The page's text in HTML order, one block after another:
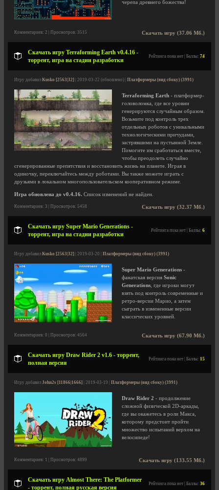
черепа древнего божества!
Скачать игру (37.06 Мб.)
Комментариев: 2 | Просмотров: 3515
Скачать игру Terraforming Earth v0.4.16 -
торрент, игра на стадии разработки
Рейтинга пока нет | Баллы: 74
Игру добавил Kusko [2563|32] | 2019-03-22 (обновлено) | Платформеры (вид сбоку) (3991)
Terraforming Earth - платформер-
головоломка, где все уровни
генерируются случайным образом.
Возьмите под контроль трех
отдельных роботов с уникальными
технологическими причудами,
застрявшими на пустынной Земле.
Помогите им сработаться вместе,
чтобы преодолеть случайно
сгенерированные препятствия и восстановить жизнь на планете. Играя в
одиночку, переключайтесь между роботами. Вы также можете играть с
друзьями в локальном многопользовательском кооперативном режиме.
Игра обновлена до v0.4.16. Список изменений не найден.
Скачать игру (32.37 Мб.)
Комментариев: 3 | Просмотров: 5458
Скачать игру Super Mario Generations -
торрент, игра на стадии разработки
Рейтинга пока нет | Баллы: 6
Игру добавил Kusko [2563|32] | 2019-03-20 | Платформеры (вид сбоку) (3991)
Super Mario Generations -
фанатская версия Sonic
Generations , где игроки могут
взять под контроль современные и
ретро-версии Марио, а затем
сыграть в измененные версии
классических уровней.
Скачать игру (67.90 Мб.)
Комментариев: 0 | Просмотров: 4564
Скачать игру Draw Rider 2 v1.6 - торрент,
полная версия
Рейтинга пока нет | Баллы: 15
Игру добавил John2s [11866|1666] | 2019-03-19 | Платформеры (вид сбоку) (3991)
Draw Rider 2 - продолжение
сложной физической 2D-аркады,
где вы окажетесь в роли Макса,
которому предстоит пройти
множество испытаний верхом на
велосипеде!
Скачать игру (133.55 Мб.)
Комментариев: 1 | Просмотров: 4899
Скачать игру Almost There: The Platformer
- торрент, полная русская версия
Рейтинга пока нет | Баллы: 36